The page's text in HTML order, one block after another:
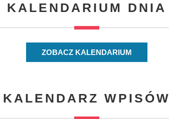
KALENDARIUM DNIA
ZOBACZ KALENDARIUM
KALENDARZ WPISÓW